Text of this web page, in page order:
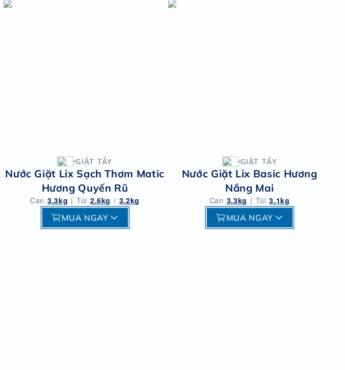
GIẶT TẨY
Nước Giặt Lix Sạch Thơm Matic
Hương Quyến Rũ
Can 3.3kg | Túi 2.6kg / 3.2kg
MUA NGAY
GIẶT TẨY
Nước Giặt Lix Basic Hương
Nắng Mai
Can 3.3kg | Túi 3.1kg
MUA NGAY